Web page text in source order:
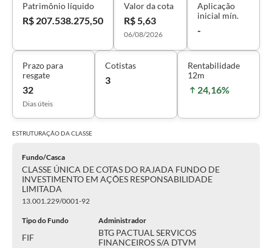
Patrimônio líquido
R$ 207.538.275,50
Valor da cota
R$ 5,63
06/08/2026
Aplicação
inicial mín.
-
Prazo para
resgate
32
Dias úteis
Cotistas
3
Rentabilidade
12m
24,16%
ESTRUTURAÇÃO DACLASSE
Fundo/Casca
CLASSE ÚNICA DE COTAS DO RAJADA FUNDO DE
INVESTIMENTO EM AÇÕES RESPONSABILIDADE
LIMITADA
13.001.229/0001-92
Tipo do Fundo
FIF
Administrador
BTG PACTUAL SERVICOS
FINANCEIROS S/A DTVM